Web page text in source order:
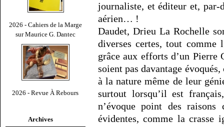
2026 - Cahiers de la Marge
sur Maurice G. Dantec
2026 - Revue À Rebours
Archives
journaliste, et éditeur et, par-
aérien… !
Daudet, Drieu La Rochelle
diverses certes, tout comme
grâce aux efforts d’un Pierre
soient pas davantage
à la nature même de leur
surtout lorsqu’il est
n’évoque point des raisons
évidentes, comme la crasse